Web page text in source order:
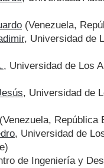
(Venezuela,
, Universidad de
, Universidad de Los
, Universidad de
(Venezuela, República
, Universidad de
de Ingeniería y